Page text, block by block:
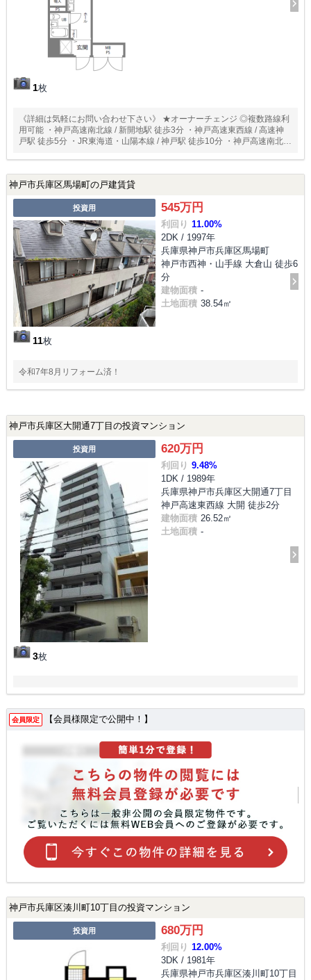
1枚
《詳細は気軽にお問い合わせ下さい》 ★オーナーチェンジ ◎複数路線利
用可能 ・神戸高速南北線 / 新開地駅 徒歩3分 ・神戸高速東西線 / 高速神
戸駅 徒歩5分 ・JR東海道・山陽本線 / 神戸駅 徒歩10分 ・神戸高速南北線
海岸線 / ハーバーランド駅 徒歩12分 ◎最寄り駅徒歩3分と駅近！ ◎周辺
環境充実！ ◎現況45000円/表面利回り10％で賃貸中！
神戸市兵庫区馬場町の戸建賃貸
投資用
11枚
545万円
利回り 11.00%
2DK / 1997年
兵庫県神戸市兵庫区馬場町
神戸市西神・山手線 大倉山 徒歩6
分
建物面積 -
土地面積 38.54㎡
令和7年8月リフォーム済！
神戸市兵庫区大開通7丁目の投資マンション
投資用
3枚
620万円
利回り 9.48%
1DK / 1989年
兵庫県神戸市兵庫区大開通7丁目
神戸高速東西線 大開 徒歩2分
建物面積 26.52㎡
土地面積 -
会員限定 【会員様限定で公開中！】
神戸市兵庫区湊川町10丁目の投資マンション
投資用 680万円
利回り 12.00%
3DK / 1981年
兵庫県神戸市兵庫区湊川町10丁目